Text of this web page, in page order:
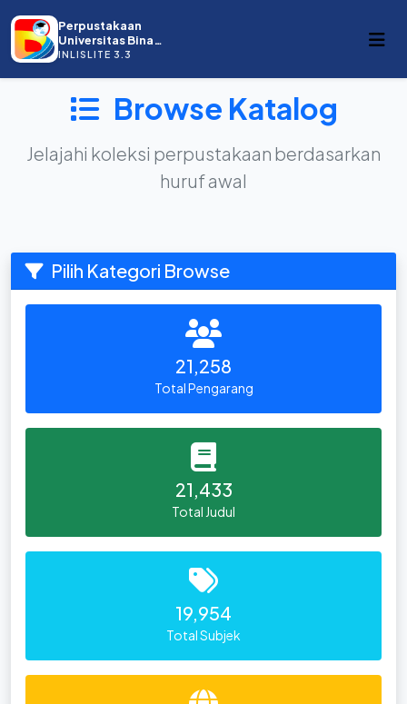
Perpustakaan
Universitas Bina
Darma
INLISLITE 3.3
Browse Katalog
Jelajahi koleksi perpustakaan berdasarkan
huruf awal
Pilih Kategori Browse
21,258
Total Pengarang
21,433
Total Judul
19,954
Total Subjek